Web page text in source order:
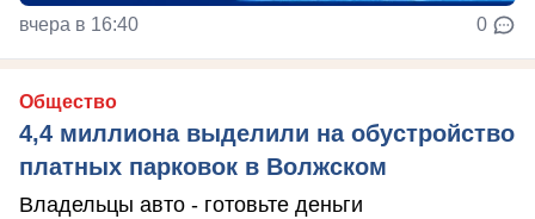
вчера в 16:40 0
Общество
4,4 миллиона выделили на обустройство
платных парковок в Волжском
Владельцы авто - готовьте деньги